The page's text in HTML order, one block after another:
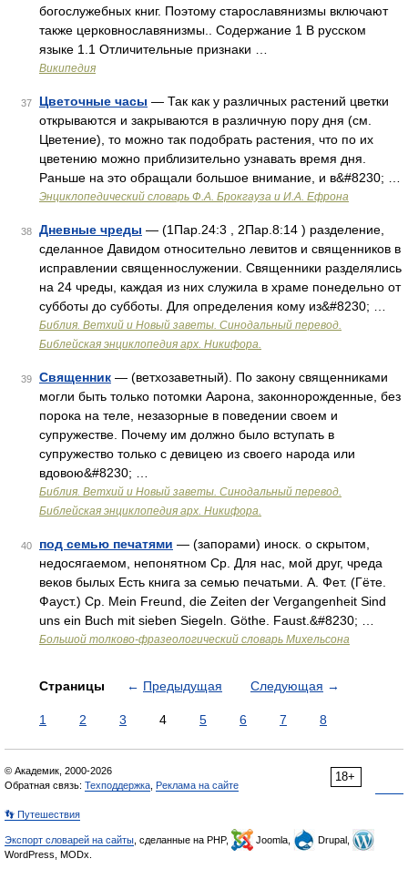
богослужебных книг. Поэтому старославянизмы включают
также церковнославянизмы.. Содержание 1 В русском
языке 1.1 Отличительные признаки …
Википедия
37 Цветочные часы — Так как у различных растений цветки
открываются и закрываются в различную пору дня (см.
Цветение), то можно так подобрать растения, что по их
цветению можно приблизительно узнавать время дня.
Раньше на это обращали большое внимание, и в&#8230; …
Энциклопедический словарь Ф.А. Брокгауза и И.А. Ефрона
38 Дневные чреды — (1Пар.24:3 , 2Пар.8:14 ) разделение,
сделанное Давидом относительно левитов и священников в
исправлении священнослужении. Священники разделялись
на 24 чреды, каждая из них служила в храме понедельно от
субботы до субботы. Для определения кому из&#8230; …
Библия. Ветхий и Новый заветы. Синодальный перевод.
Библейская энциклопедия арх. Никифора.
39 Священник — (ветхозаветный). По закону священниками
могли быть только потомки Аарона, законнорожденные, без
порока на теле, незазорные в поведении своем и
супружестве. Почему им должно было вступать в
супружество только с девицею из своего народа или
вдовою&#8230; …
Библия. Ветхий и Новый заветы. Синодальный перевод.
Библейская энциклопедия арх. Никифора.
40 под семью печатями — (запорами) иноск. о скрытом,
недосягаемом, непонятном Ср. Для нас, мой друг, чреда
веков былых Есть книга за семью печатьми. А. Фет. (Гёте.
Фауст.) Ср. Mein Freund, die Zeiten der Vergangenheit Sind
uns ein Buch mit sieben Siegeln. Göthe. Faust.&#8230; …
Большой толково-фразеологический словарь Михельсона
Страницы ← Предыдущая Следующая →
1 2 3 4 5 6 7 8
18+
© Академик, 2000-2026
Обратная связь: Техподдержка Реклама на сайте
👣 Путешествия
Экспорт словарей на сайты , сделанные на PHP, Joomla,
Drupal,
WordPress, MODx.